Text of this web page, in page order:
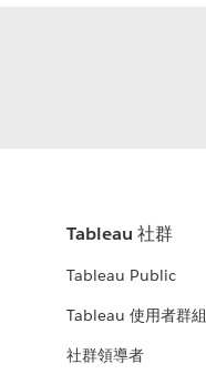
Tableau 社群
Tableau Public
Tableau 使用者群組
社群領導者